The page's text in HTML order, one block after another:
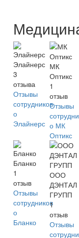
Элайнерс
3
отзыва
Отзывы
сотрудников
о
Элайнерс
МК
Оптикс
1
отзыв
Отзывы
о МК
Оптикс
Бланко
1
отзыв
Отзывы
сотрудников
о
Бланко
ООО
ДЭНТАЛ
ГРУПП
1
отзыв
Отзывы